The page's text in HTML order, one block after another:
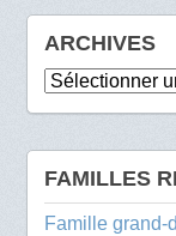
ARCHIVES
Archives
FAMILLES
Famille grand-